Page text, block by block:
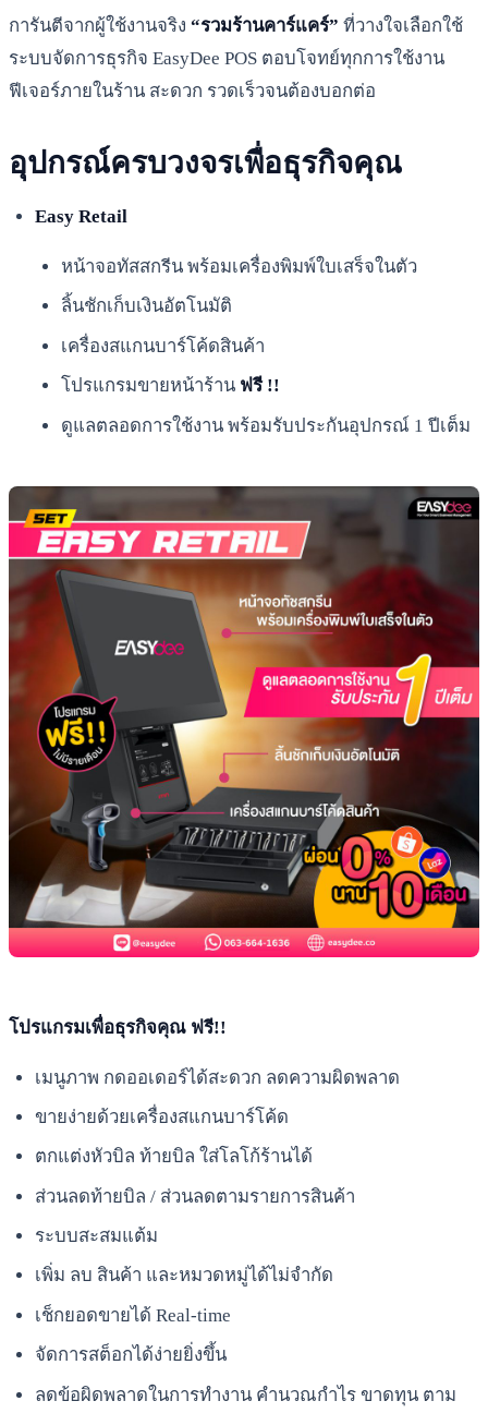
การันตีจากผู้ใช้งานจริง “รวมร้านคาร์แคร์” ที่วางใจเลือกใช้
ระบบจัดการธุรกิจ EasyDee POS ตอบโจทย์ทุกการใช้งาน
ฟีเจอร์ภายในร้าน สะดวก รวดเร็วจนต้องบอกต่อ
อุปกรณ์ครบวงจรเพื่อธุรกิจคุณ
Easy Retail
หน้าจอทัสสกรีน พร้อมเครื่องพิมพ์ใบเสร็จในตัว
ลิ้นชักเก็บเงินอัตโนมัติ
เครื่องสแกนบาร์โค้ดสินค้า
โปรแกรมขายหน้าร้าน ฟรี !!
ดูแลตลอดการใช้งาน พร้อมรับประกันอุปกรณ์ 1 ปีเต็ม
โปรแกรมเพื่อธุรกิจคุณ ฟรี!!
เมนูภาพ กดออเดอร์ได้สะดวก ลดความผิดพลาด
ขายง่ายด้วยเครื่องสแกนบาร์โค้ด
ตกแต่งหัวบิล ท้ายบิล ใส่โลโก้ร้านได้
ส่วนลดท้ายบิล / ส่วนลดตามรายการสินค้า
ระบบสะสมแต้ม
เพิ่ม ลบ สินค้า และหมวดหมู่ได้ไม่จำกัด
เช็กยอดขายได้ Real-time
จัดการสต็อกได้ง่ายยิ่งขึ้น
ลดข้อผิดพลาดในการทำงาน คำนวณกำไร ขาดทุน ตาม